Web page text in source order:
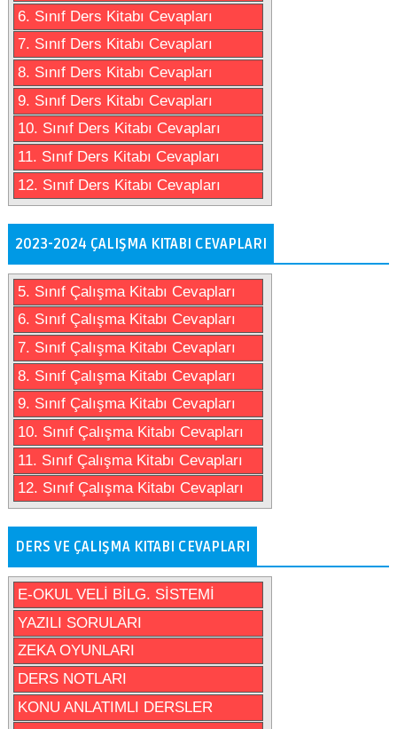
6. Sınıf Ders Kitabı Cevapları
7. Sınıf Ders Kitabı Cevapları
8. Sınıf Ders Kitabı Cevapları
9. Sınıf Ders Kitabı Cevapları
10. Sınıf Ders Kitabı Cevapları
11. Sınıf Ders Kitabı Cevapları
12. Sınıf Ders Kitabı Cevapları
2023-2024 ÇALIŞMA KITABI CEVAPLARI
5. Sınıf Çalışma Kitabı Cevapları
6. Sınıf Çalışma Kitabı Cevapları
7. Sınıf Çalışma Kitabı Cevapları
8. Sınıf Çalışma Kitabı Cevapları
9. Sınıf Çalışma Kitabı Cevapları
10. Sınıf Çalışma Kitabı Cevapları
11. Sınıf Çalışma Kitabı Cevapları
12. Sınıf Çalışma Kitabı Cevapları
DERS VE ÇALIŞMA KITABI CEVAPLARI
E-OKUL VELİ BİLG. SİSTEMİ
YAZILI SORULARI
ZEKA OYUNLARI
DERS NOTLARI
KONU ANLATIMLI DERSLER